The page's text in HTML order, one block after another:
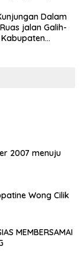
Dalam
jalan Galih-
2007 menuju
Wong Cilik
MEMBERSAMAI